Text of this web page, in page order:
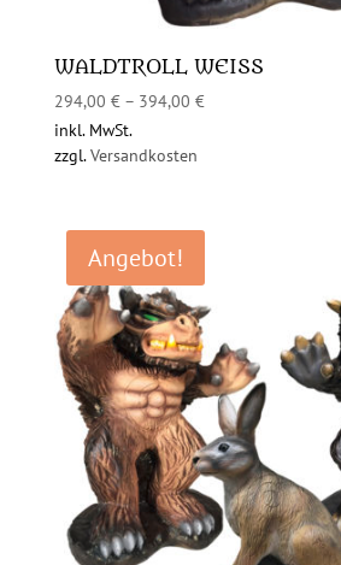
WALDTROLL WEISS
294,00 €– 394,00 €
inkl. MwSt.
zzgl.Versandkosten
Angebot!